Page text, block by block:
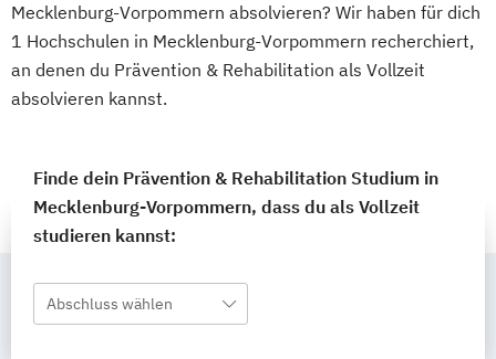
Mecklenburg-Vorpommern absolvieren? Wir haben für dich
1 Hochschulen in Mecklenburg-Vorpommern recherchiert,
an denen du Prävention & Rehabilitation als Vollzeit
absolvieren kannst.
Finde dein Prävention & Rehabilitation Studium in
Mecklenburg-Vorpommern, dass du als Vollzeit
studieren kannst:
Abschluss wählen